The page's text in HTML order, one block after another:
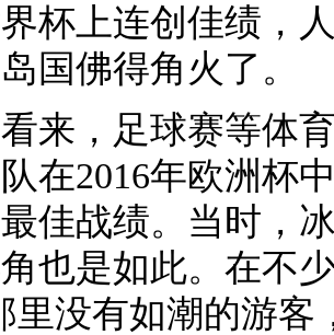
杯上连创佳绩，
国佛得角火了。
来，足球赛等体
在2016年欧洲杯
佳战绩。当时，
也是如此。在不
里没有如潮的游